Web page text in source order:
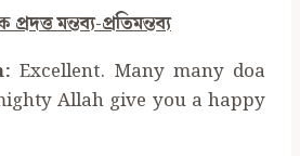
মন্তব্য-প্রতিমন্তব্য
Excellent. Many many doa
Allah give you a happy